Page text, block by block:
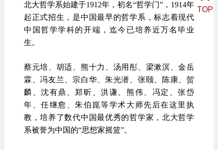
北大哲学系始建于1912年，初名“哲学门”，1914年
起正式招生，是中国最早的哲学系，标志着现代
中国哲学学科的开端，迄今已培养近万名毕业
生。
蔡元培、胡适、熊十力、汤用彤、梁漱溟、金岳
霖、冯友兰、宗白华、朱光潜、张颐、陈康、贺
麟、沈有鼎、郑昕、洪谦、熊伟、冯定、张岱
年、任继愈、朱伯崑等学术大师先后在这里执
教，培养了数代中国最优秀的哲学家，北大哲学
系被誉为中国的“思想家摇篮”。
TOP